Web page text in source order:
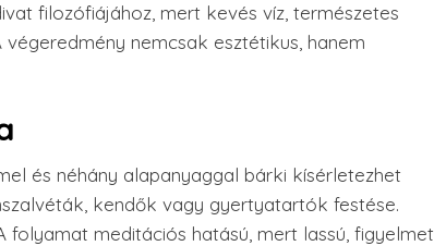
filozófiájához, mert kevés víz, természetes
nemcsak esztétikus, hanem
és néhány alapanyaggal bárki kísérletezhet
kendők vagy gyertyatartók festése.
folyamat meditációs hatású, mert lassú, figyelmet